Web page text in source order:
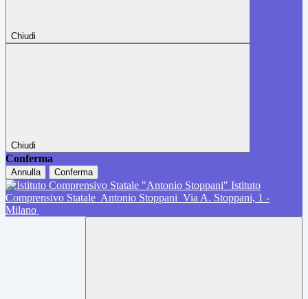
Chiudi
Chiudi
Conferma
Annulla Conferma
Istituto
Comprensivo Statale Antonio Stoppani Via A. Stoppani, 1 -
Milano